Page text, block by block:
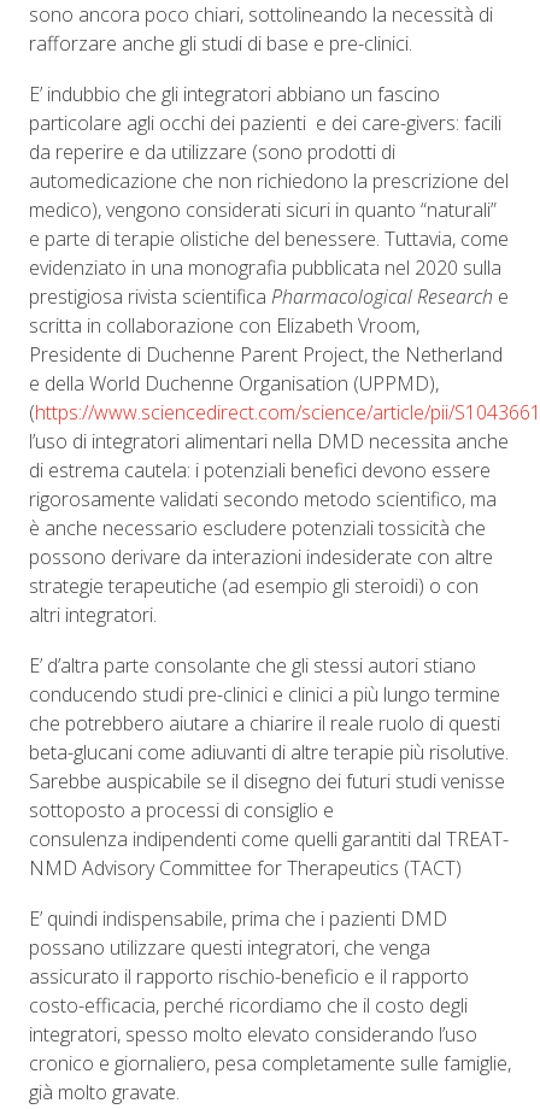
sono ancora poco chiari, sottolineando la necessità di
rafforzare anche gli studi di base e pre-clinici.
E’ indubbio che gli integratori abbiano un fascino
particolare agli occhi dei pazienti e dei care-givers: facili
da reperire e da utilizzare (sono prodotti di
automedicazione che non richiedono la prescrizione del
medico), vengono considerati sicuri in quanto “naturali”
e parte di terapie olistiche del benessere. Tuttavia, come
evidenziato in una monografia pubblicata nel 2020 sulla
prestigiosa rivista scientifica Pharmacological Research e
scritta in collaborazione con Elizabeth Vroom,
Presidente di Duchenne Parent Project, the Netherland
e della World Duchenne Organisation (UPPMD),
(https://www.sciencedirect.com/science/article/pii/
l’uso di integratori alimentari nella DMD necessita anche
di estrema cautela: i potenziali benefici devono essere
rigorosamente validati secondo metodo scientifico, ma
è anche necessario escludere potenziali tossicità che
possono derivare da interazioni indesiderate con altre
strategie terapeutiche (ad esempio gli steroidi) o con
altri integratori.
E’ d’altra parte consolante che gli stessi autori stiano
conducendo studi pre-clinici e clinici a più lungo termine
che potrebbero aiutare a chiarire il reale ruolo di questi
beta-glucani come adiuvanti di altre terapie più risolutive.
Sarebbe auspicabile se il disegno dei futuri studi venisse
sottoposto a processi di consiglio e
consulenza indipendenti come quelli garantiti dal TREAT-
NMD Advisory Committee for Therapeutics (TACT)
E’ quindi indispensabile, prima che i pazienti DMD
possano utilizzare questi integratori, che venga
assicurato il rapporto rischio-beneficio e il rapporto
costo-efficacia, perché ricordiamo che il costo degli
integratori, spesso molto elevato considerando l’uso
cronico e giornaliero, pesa completamente sulle famiglie,
già molto gravate.